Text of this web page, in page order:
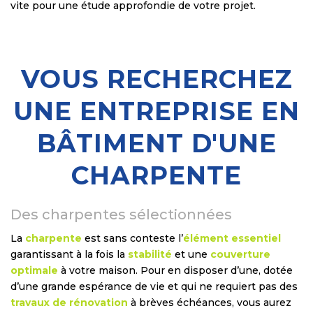
vite pour une étude approfondie de votre projet.
VOUS RECHERCHEZ
UNE ENTREPRISE EN
BÂTIMENT D'UNE
CHARPENTE
Des charpentes sélectionnées
La charpente est sans conteste l’élément essentiel
garantissant à la fois la stabilité et une couverture
optimale à votre maison. Pour en disposer d’une, dotée
d’une grande espérance de vie et qui ne requiert pas des
travaux de rénovation à brèves échéances, vous aurez